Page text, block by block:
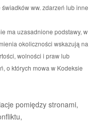
ww. zdarzeń lub inne
ma uzasadnione podstawy, w
okoliczności wskazują na
wolności i praw lub
o których mowa w Kodeksie
pomiędzy stronami,